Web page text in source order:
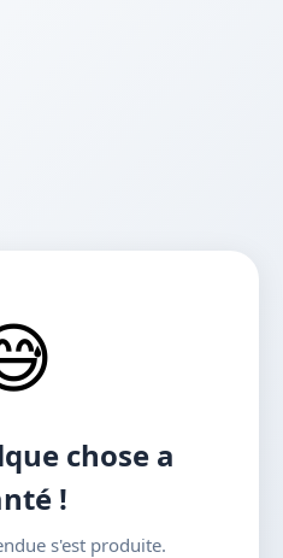
chose a
!
s'est produite.